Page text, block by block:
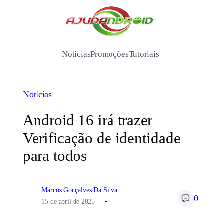
/
NotíciasPromoçõesTutoriais
Notícias
Android 16 irá trazer
Verificação de identidade
para todos
Marcos Gonçalves Da Silva
15 de abril de 2025
0